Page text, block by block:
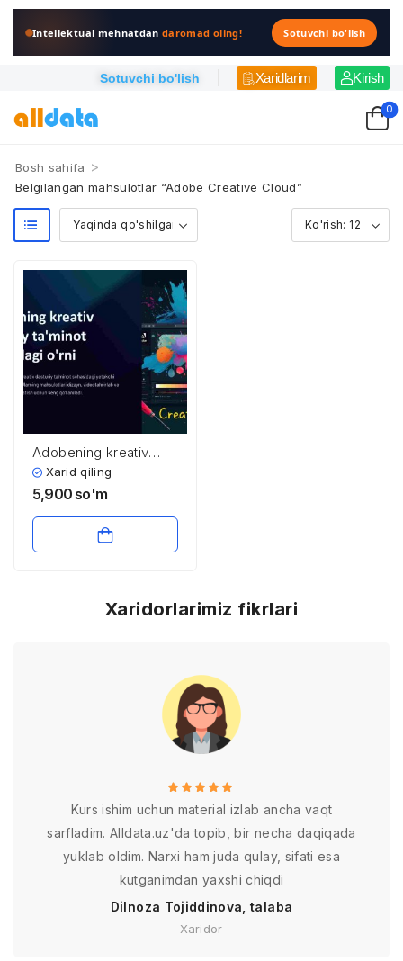
Intellektual mehnatdandaromad oling! Sotuvchi bo'lish
Sotuvchi bo'lish Xaridlarim Kirish
0
Bosh sahifa >
Belgilangan mahsulotlar “Adobe Creative Cloud”
Adobening kreativ
dasturiy ta’minot
bozoridagi o’rni
Xarid qiling
5,900 so'm
Xaridorlarimiz fikrlari
Kurs ishim uchun material izlab ancha vaqt
sarfladim. Alldata.uz'da topib, bir necha daqiqada
yuklab oldim. Narxi ham juda qulay, sifati esa
kutganimdan yaxshi chiqdi
Dilnoza Tojiddinova, talaba
Xaridor